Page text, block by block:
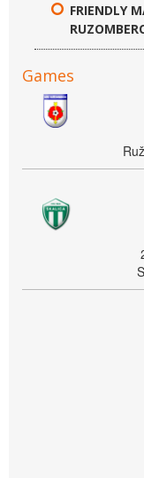
FRIENDLY
Games